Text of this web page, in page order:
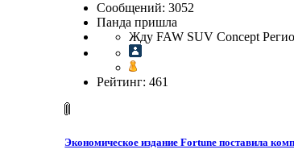
Сообщений: 3052
Панда пришла
Жду FAW SUV Concept
Рейтинг: 461
Экономическое издание Fortune поставила